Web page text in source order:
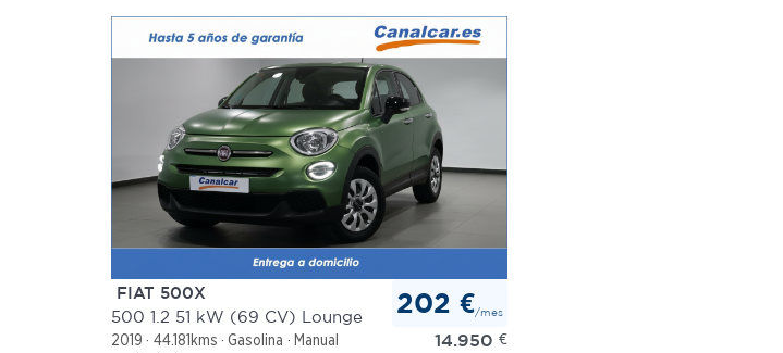
FIAT 500X
500 1.2 51 kW (69 CV) Lounge
2019 44.181kms Gasolina
Manual
202 €/mes
14.950 €